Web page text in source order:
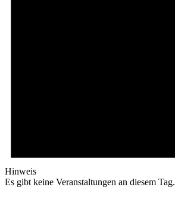
Hinweis
Es gibt keine Veranstaltungen an diesem Tag.